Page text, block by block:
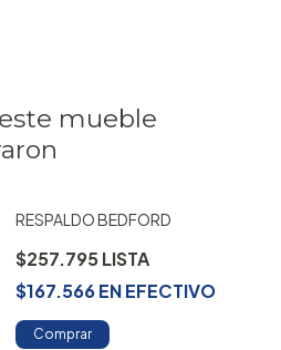
mueble
RESPALDO BEDFORD
$257.795
$167.566ENEFECTIVO
Comprar